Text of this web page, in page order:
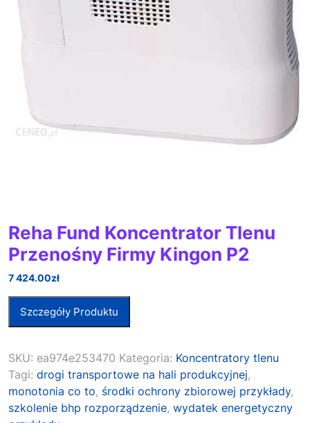
Reha Fund Koncentrator Tlenu
Przenośny Firmy Kingon P2
7 424.00zł
Szczegóły Produktu
SKU: ea974e253470 Kategoria: Koncentratory tlenu
Tagi: drogi transportowe na hali produkcyjnej,
monotonia co to, środki ochrony zbiorowej przykłady,
szkolenie bhp rozporządzenie, wydatek energetyczny